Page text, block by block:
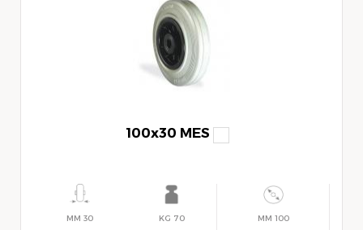
100x30 MES
100 MM
70 KG
30 MM